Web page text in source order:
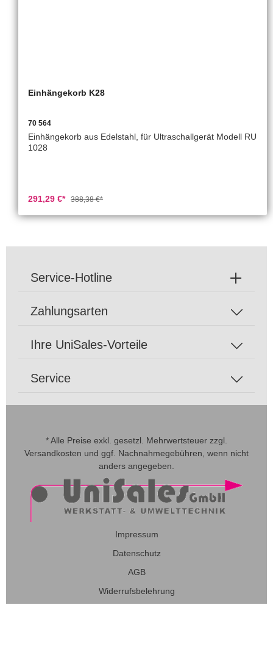
Einhängekorb K28
70 564
Einhängekorb aus Edelstahl, für Ultraschallgerät Modell RU
1028
291,29 €* 388,38 €*
Service-Hotline
Zahlungsarten
Ihre UniSales-Vorteile
Service
Impressum
Datenschutz
AGB
Widerrufsbelehrung
* Alle Preise exkl. gesetzl. Mehrwertsteuer zzgl.
Versandkosten und ggf. Nachnahmegebühren, wenn nicht
anders angegeben.